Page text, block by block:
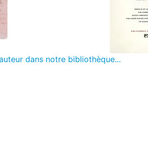
dans notre bibliothèque...